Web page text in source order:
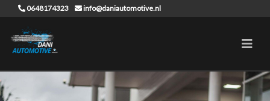
0648174323 info@daniautomotive.nl